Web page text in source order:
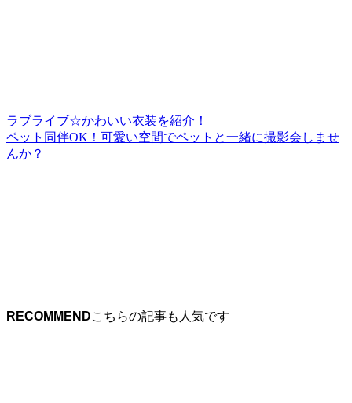
ラブライブ☆かわいい衣装を紹介！
ペット同伴OK！可愛い空間でペットと一緒に撮影会しませ
んか？
RECOMMEND